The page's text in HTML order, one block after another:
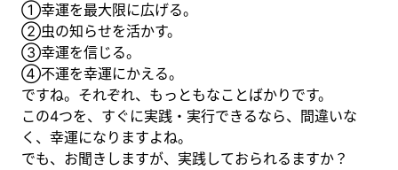
①幸運を最大限に広げる。
②虫の知らせを活かす。
③幸運を信じる。
④不運を幸運にかえる。
ですね。それぞれ、もっともなことばかりです。
この4つを、すぐに実践・実行できるなら、間違いな
く、幸運になりますよね。
でも、お聞きしますが、実践しておられるますか？